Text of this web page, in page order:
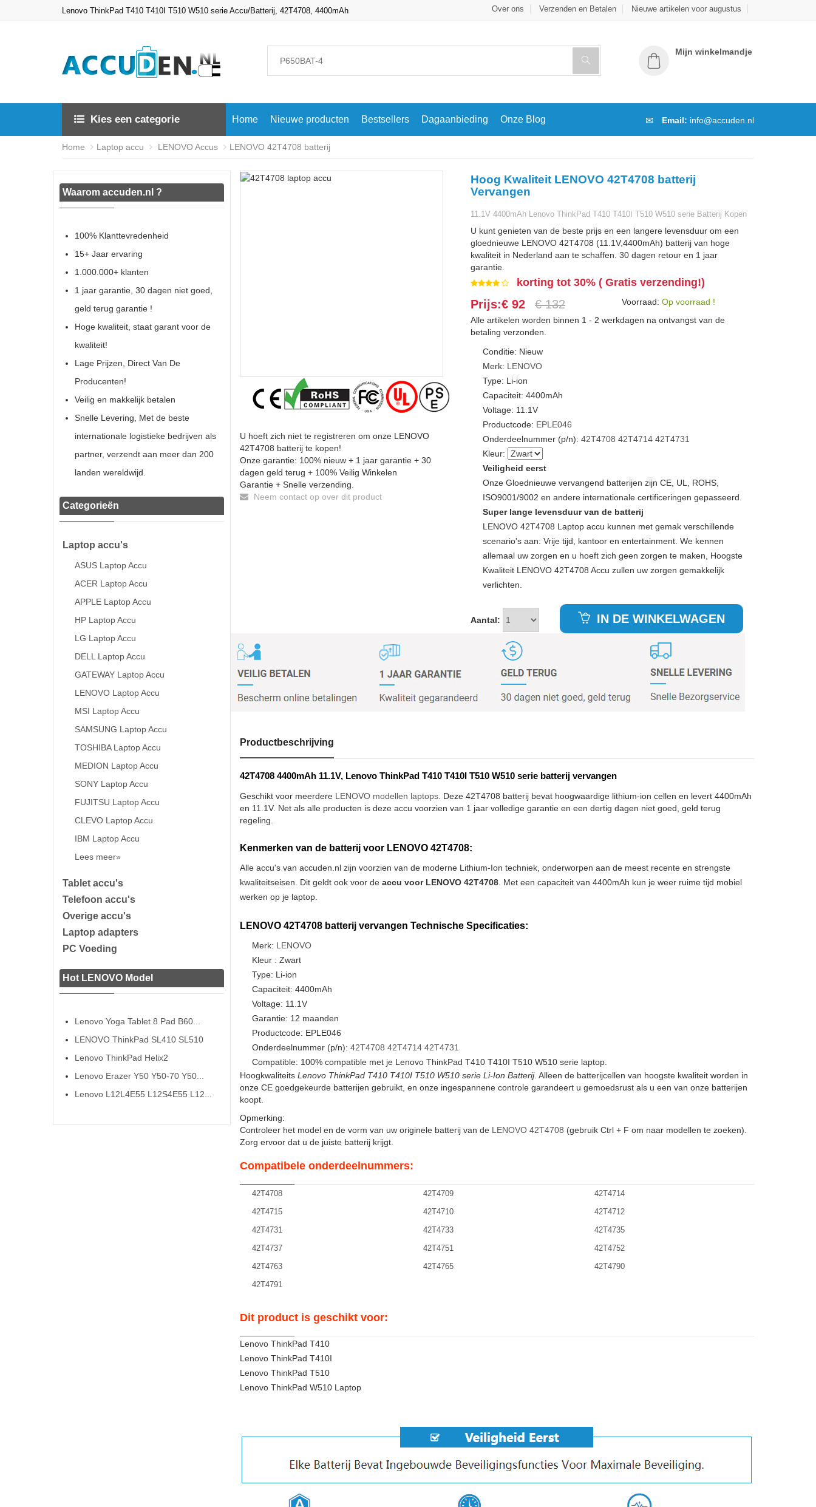
Lenovo ThinkPad T410 T410I T510 W510 serie Accu/Batterij, 42T4708, 4400mAh Over ons Verzenden en Betalen Nieuwe artikelen voor augustus
Mijn winkelmandje
Kies een categorie Home Nieuwe producten Bestsellers Dagaanbieding Onze Blog Email: info@accuden.nl
Home Laptop accu LENOVO Accus LENOVO 42T4708 batterij
Waarom accuden.nl ?
100% Klanttevredenheid
15+ Jaar ervaring
1.000.000+ klanten
1 jaar garantie, 30 dagen niet goed,
geld terug garantie !
Hoge kwaliteit, staat garant voor de
kwaliteit!
Lage Prijzen, Direct Van De
Producenten!
Veilig en makkelijk betalen
Snelle Levering, Met de beste
internationale logistieke bedrijven als
partner, verzendt aan meer dan 200
landen wereldwijd.
Categorieën
Laptop accu's
ASUS Laptop Accu
ACER Laptop Accu
APPLE Laptop Accu
HP Laptop Accu
LG Laptop Accu
DELL Laptop Accu
GATEWAY Laptop Accu
LENOVO Laptop Accu
MSI Laptop Accu
SAMSUNG Laptop Accu
TOSHIBA Laptop Accu
MEDION Laptop Accu
SONY Laptop Accu
FUJITSU Laptop Accu
CLEVO Laptop Accu
IBM Laptop Accu
Lees meer»
Tablet accu's
Telefoon accu's
Overige accu's
Laptop adapters
PC Voeding
Hot LENOVO Model
Lenovo Yoga Tablet 8 Pad B60...
LENOVO ThinkPad SL410 SL510
Lenovo ThinkPad Helix2
Lenovo Erazer Y50 Y50-70 Y50...
Lenovo L12L4E55 L12S4E55 L12...
U hoeft zich niet te registreren om onze LENOVO
42T4708 batterij te kopen!
Onze garantie: 100% nieuw + 1 jaar garantie + 30
dagen geld terug + 100% Veilig Winkelen
Garantie + Snelle verzending.
Neem contact op over dit product
Hoog Kwaliteit LENOVO 42T4708 batterij
Vervangen
11.1V 4400mAh Lenovo ThinkPad T410 T410I T510 W510 serie Batterij Kopen
U kunt genieten van de beste prijs en een langere levensduur om een
gloednieuwe LENOVO 42T4708 (11.1V,4400mAh) batterij van hoge
kwaliteit in Nederland aan te schaffen. 30 dagen retour en 1 jaar
garantie.
korting tot 30% ( Gratis verzending!)
Prijs:€ 92 € 132 Voorraad: Op voorraad !
Alle artikelen worden binnen 1 - 2 werkdagen na ontvangst van de
betaling verzonden.
Conditie: Nieuw
Merk: LENOVO
Type: Li-ion
Capaciteit: 4400mAh
Voltage: 11.1V
Productcode: EPLE046
Onderdeelnummer (p/n):42T4708 42T4714 42T4731
Kleur:
Veiligheid eerst
Onze Gloednieuwe vervangend batterijen zijn CE, UL, ROHS,
ISO9001/9002 en andere internationale certificeringen gepasseerd.
Super lange levensduur van de batterij
LENOVO 42T4708 Laptop accu kunnen met gemak verschillende
scenario's aan: Vrije tijd, kantoor en entertainment. We kennen
allemaal uw zorgen en u hoeft zich geen zorgen te maken, Hoogste
Kwaliteit LENOVO 42T4708 Accu zullen uw zorgen gemakkelijk
verlichten.
Aantal: IN DE WINKELWAGEN
Productbeschrijving
42T4708 4400mAh 11.1V, Lenovo ThinkPad T410 T410I T510 W510 serie batterij vervangen
Geschikt voor meerdere LENOVO modellen laptops. Deze 42T4708 batterij bevat hoogwaardige lithium-ion cellen en levert 4400mAh
en 11.1V. Net als alle producten is deze accu voorzien van 1 jaar volledige garantie en een dertig dagen niet goed, geld terug
regeling.
Kenmerken van de batterij voor LENOVO 42T4708:
Alle accu's van accuden.nl zijn voorzien van de moderne Lithium-Ion techniek, onderworpen aan de meest recente en strengste
kwaliteitseisen. Dit geldt ook voor de accu voor LENOVO 42T4708. Met een capaciteit van 4400mAh kun je weer ruime tijd mobiel
werken op je laptop.
LENOVO 42T4708 batterij vervangen Technische Specificaties:
Merk: LENOVO
Kleur : Zwart
Type: Li-ion
Capaciteit: 4400mAh
Voltage: 11.1V
Garantie: 12 maanden
Productcode: EPLE046
Onderdeelnummer (p/n): 42T4708 42T4714 42T4731
Compatible: 100% compatible met je Lenovo ThinkPad T410 T410I T510 W510 serie laptop.
Hoogkwaliteits Lenovo ThinkPad T410 T410I T510 W510 serie Li-Ion Batterij. Alleen de batterijcellen van hoogste kwaliteit worden in
onze CE goedgekeurde batterijen gebruikt, en onze ingespannene controle garandeert u gemoedsrust als u een van onze batterijen
koopt.
Opmerking:
Controleer het model en de vorm van uw originele batterij van de LENOVO 42T4708 (gebruik Ctrl + F om naar modellen te zoeken).
Zorg ervoor dat u de juiste batterij krijgt.
Compatibele onderdeelnummers:
42T4708 42T4709
42T4714
42T4715
42T4710
42T4712
42T4731
42T4733
42T4735
42T4737
42T4751
42T4752
42T4763
42T4765
42T4790
42T4791
Dit product is geschikt voor:
Lenovo ThinkPad T410
Lenovo ThinkPad T410I
Lenovo ThinkPad T510
Lenovo ThinkPad W510 Laptop